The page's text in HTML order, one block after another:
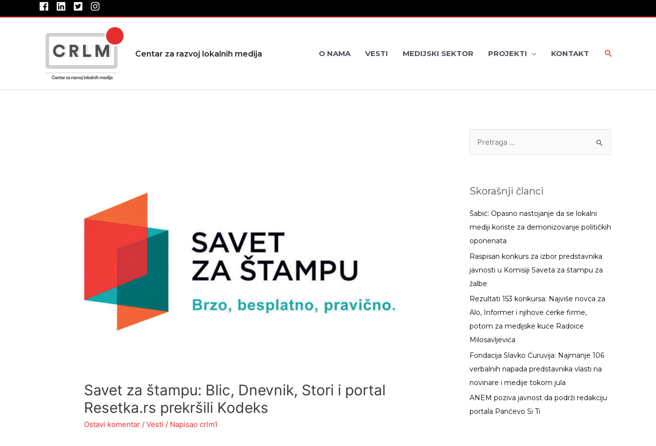
na
Centar za razvoj lokalnih medija O NAMA VESTI MEDIJSKI SEKTOR PROJEKTI KONTAKT
Savet za štampu: Blic, Dnevnik, Stori i portal
Resetka.rs prekršili Kodeks
Ostavi komentar /Vesti / Napisao crlm1
r
g
a
z
a
:
Skorašnji članci
Šabić: Opasno nastojanje da se lokalni
mediji koriste za demonizovanje političkih
oponenata
Raspisan konkurs za izbor predstavnika
javnosti u Komisiji Saveta za štampu za
žalbe
Rezultati 153 konkursa: Najviše novca za
Alo, Informer i njihove ćerke firme,
potom za medijske kuće Radoice
Milosavljevića
Fondacija Slavko Ćuruvija: Najmanje 106
verbalnih napada predstavnika vlasti na
novinare i medije tokom jula
ANEM poziva javnost da podrži redakciju
portala Pančevo Si Ti